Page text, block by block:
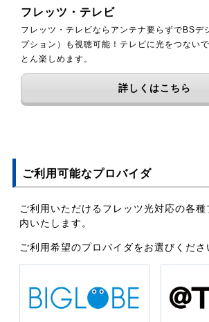
フレッツ・テレビ
フレッツ・テレビならアンテナ要らずでBSデ
プション）も視聴可能！テレビに光をつない
とん楽しめます。
詳しくはこちら
ご利用可能なプロバイダ
ご利用いただけるフレッツ光対応の各
内いたします。
ご利用希望のプロバイダをお選びくださ